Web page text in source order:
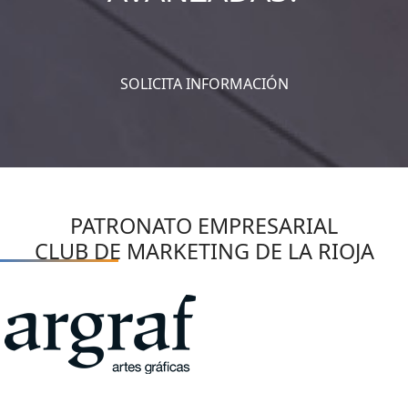
SOLICITA INFORMACIÓN
PATRONATO EMPRESARIAL
CLUB DE MARKETING DE LA RIOJA